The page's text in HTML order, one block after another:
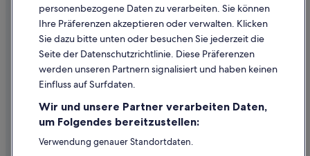
Fox Rental Cars-Mietwagen in Frankreich
Payless-Mietwagen in Frankreich
Europcar-Mietwagen in Frankreich
Entdecken Sie weitere Fahrzeugtypen in
Frankreich
Mietwagen des Typs Economy in Frankreich
Mietwagen des Typs Compact in Frankreich
Inhaltsrichtlinien und Melden von Inhalten
Hilfe
Hilfe
Rückerstattungsprozess und Zeitrahmen
Buchen Sie einen Flug mit einer Gutschrift bei der Fluggesellschaft
personenbezogene Daten zu verarbeiten. Sie können
Ihre Präferenzen akzeptieren oder verwalten. Klicken
Sie dazu bitte unten oder besuchen Sie jederzeit die
Seite der Datenschutzrichtlinie. Diese Präferenzen
werden unseren Partnern signalisiert und haben keinen
Einfluss auf Surfdaten.
Wir und unsere Partner verarbeiten Daten,
um Folgendes bereitzustellen:
Verwendung genauer Standortdaten.